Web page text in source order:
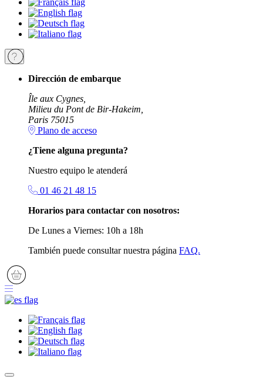
Dirección de embarque
Île aux Cygnes,
Milieu du Pont de Bir-Hakeim,
Paris 75015
Plano de acceso
¿Tiene alguna pregunta?
Nuestro equipo le atenderá
01 46 21 48 15
Horarios para contactar con nosotros:
De Lunes a Viernes: 10h a 18h
También puede consultar nuestra página FAQ.